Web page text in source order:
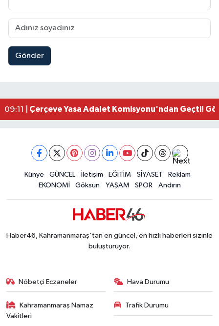
Gönder
17:19 |Kahramanmaraşlı İşçi Adana'daki Tünel
09:11 | Çerçeve Yasa Adalet Komisyonu'ndan Geçti!
09:04 |Kahramanmaraş'taki Okul Saldırısı TBMM
Kahramanmaraş'ta Pusula Maraş Eğitim
Kahramanmaraş'ta Tarım İçin Su Seferberliği
20:02 |Kahramanmaraş'ta 5 Kilometrelik Yolda Sıcak
Künye GÜNCEL İletişim EĞİTİM SİYASET
Reklam
EKONOMİ
Göksun YAŞAM SPOR Andırın
Haber46, Kahramanmaraş'tan en güncel, en hızlı haberleri sizinle
buluşturuyor.
Nöbetçi Eczaneler Hava Durumu
Kahramanmaraş Namaz
Vakitleri
Trafik Durumu